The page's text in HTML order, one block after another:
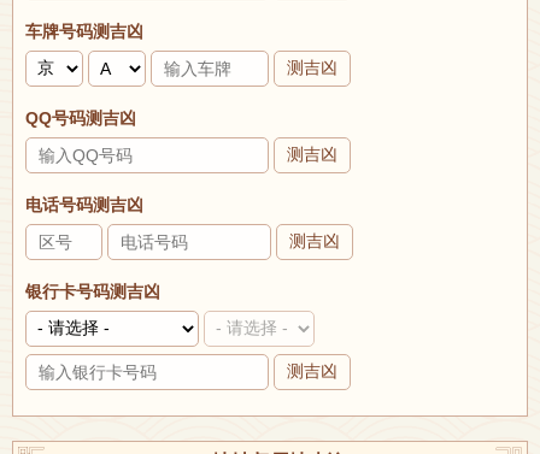
车牌号码测吉凶
测吉凶
QQ号码测吉凶
测吉凶
电话号码测吉凶
测吉凶
银行卡号码测吉凶
测吉凶